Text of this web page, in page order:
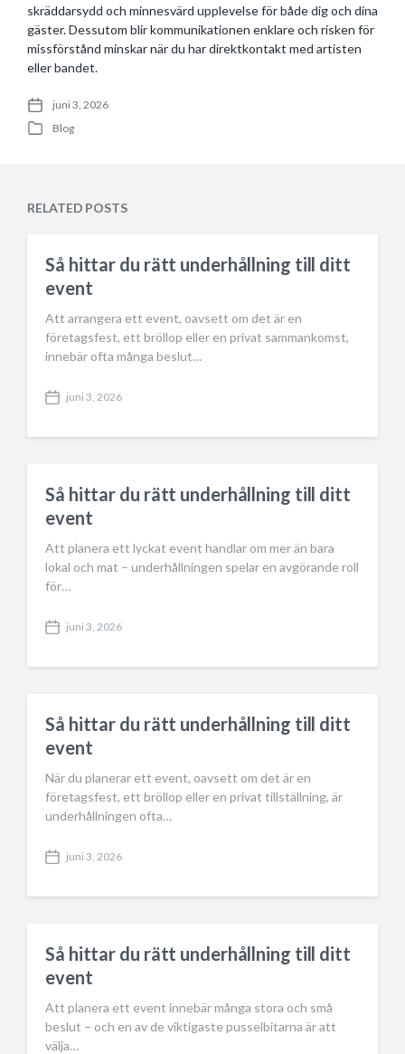
skräddarsydd och minnesvärd upplevelse för både dig och dina
gäster. Dessutom blir kommunikationen enklare och risken för
missförstånd minskar när du har direktkontakt med artisten
eller bandet.
P
t
juni 3, 2026
P
d
Blog
RELATED POSTS
Så hittar du rätt underhållning till ditt
event
Att arrangera ett event, oavsett om det är en
företagsfest, ett bröllop eller en privat sammankomst,
innebär ofta många beslut…
P
s
a
t
e
juni 3, 2026
Så hittar du rätt underhållning till ditt
event
Att planera ett lyckat event handlar om mer än bara
lokal och mat – underhållningen spelar en avgörande roll
för…
P
s
a
t
e
juni 3, 2026
Så hittar du rätt underhållning till ditt
event
När du planerar ett event, oavsett om det är en
företagsfest, ett bröllop eller en privat tillställning, är
underhållningen ofta…
P
s
a
t
e
juni 3, 2026
Så hittar du rätt underhållning till ditt
event
Att planera ett event innebär många stora och små
beslut – och en av de viktigaste pusselbitarna är att
välja…